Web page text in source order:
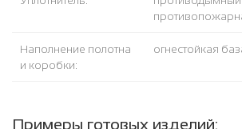
Наполнение полотна
и коробки:
огнестойкая
Примеры готовых изделий: